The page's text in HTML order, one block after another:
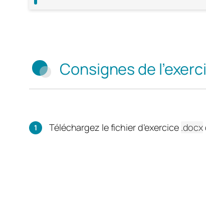
Consignes de
Téléchargez le fichier d’exercice .docx